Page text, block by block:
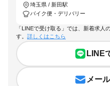
埼玉県 / 新田駅
バイク便・デリバリー
「LINEで受け取る」では、新着求人
す。 詳しくはこちら
LINE
メー